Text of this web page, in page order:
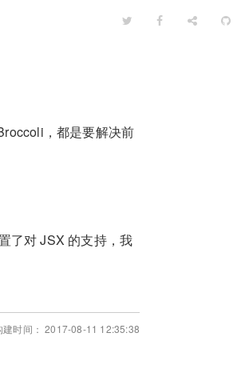
，都是要解决前
了对 JSX 的支持，我
建时间： 2017-08-11 12:35:38